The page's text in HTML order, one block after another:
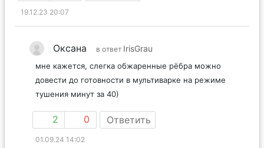
19.12.23 20:07
Оксана в ответ IrisGrau
мне кажется, слегка обжаренные рёбра можно
довести до готовности в мультиварке на режиме
тушения минут за 40)
2 0 Ответить
01.09.24 14:02